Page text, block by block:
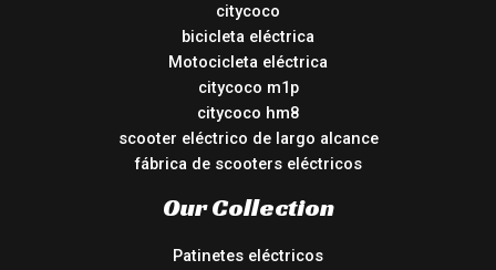
citycoco
bicicleta eléctrica
Motocicleta eléctrica
citycoco m1p
citycoco hm8
scooter eléctrico de largo alcance
fábrica de scooters eléctricos
Our Collection
Patinetes eléctricos